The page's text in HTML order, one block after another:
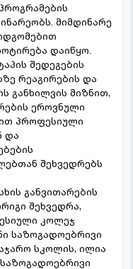
მიმდინარე
დაიწყო.
შედეგების
რეაგირების და
განხილვის მიზნით,
ეროვნული
პროფესიული
და
შეხვედრებს
განვითარების
შეხვედრა,
კოლეჯ
საზოგადოებრივი
სკოლის, ილია